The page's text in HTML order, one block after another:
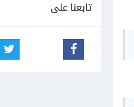
تابعنا على